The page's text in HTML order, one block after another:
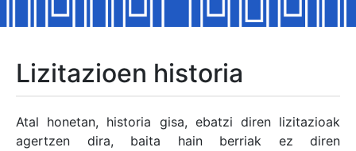
Erakutsi/Ezkutatu
Erakutsi/Ezkutatu
Lizitazioen historia
Atal honetan, historia gisa, ebatzi diren lizitazioak
agertzen dira, baita hain berriak ez diren